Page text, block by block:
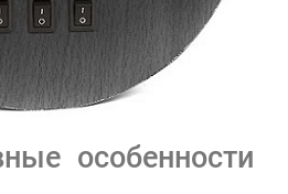
особенности